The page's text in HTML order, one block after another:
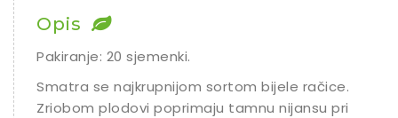
Ostalo sjeme
Opis
Pakiranje: 20 sjemenki.
Smatra se najkrupnijom sortom bijele račice.
Zriobom plodovi poprimaju tamnu nijansu pri